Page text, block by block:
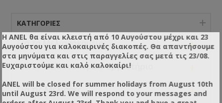
ΚΑΤΗΓΟΡΊΕΣ
Για το Μελισσοκομείο +
Για το Μελισσοκομικό Εργαστήριο
Για τις Μέλισσες +
Η ANEL θα είναι κλειστή από 10 Αυγούστου μέχρι και 23
Αυγούστου για καλοκαιρινές διακοπές. Θα απαντήσουμε
στα μηνύματα και στις παραγγελίες σας μετά τις 23/08.
Ευχαριστούμε και καλό καλοκαίρι!
ANEL will be closed for summer holidays from August 10th
until August 23rd. We will respond to your messages and